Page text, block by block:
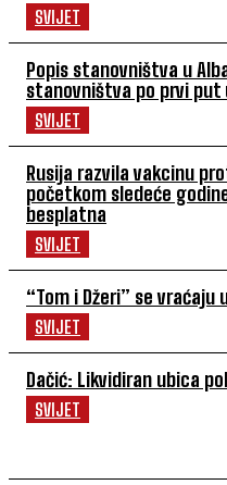
SVIJET
Popis stanovništva u
stanovništva po prvi put
SVIJET
Rusija razvila vakcinu
početkom sledeće
besplatna
SVIJET
“Tom i Džeri” se vraćaju
SVIJET
Dačić: Likvidiran ubica
SVIJET